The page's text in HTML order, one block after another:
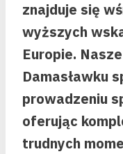
znajduje się
wyższych
Europie.
Damasławku
prowadzeniu
oferując
trudnych